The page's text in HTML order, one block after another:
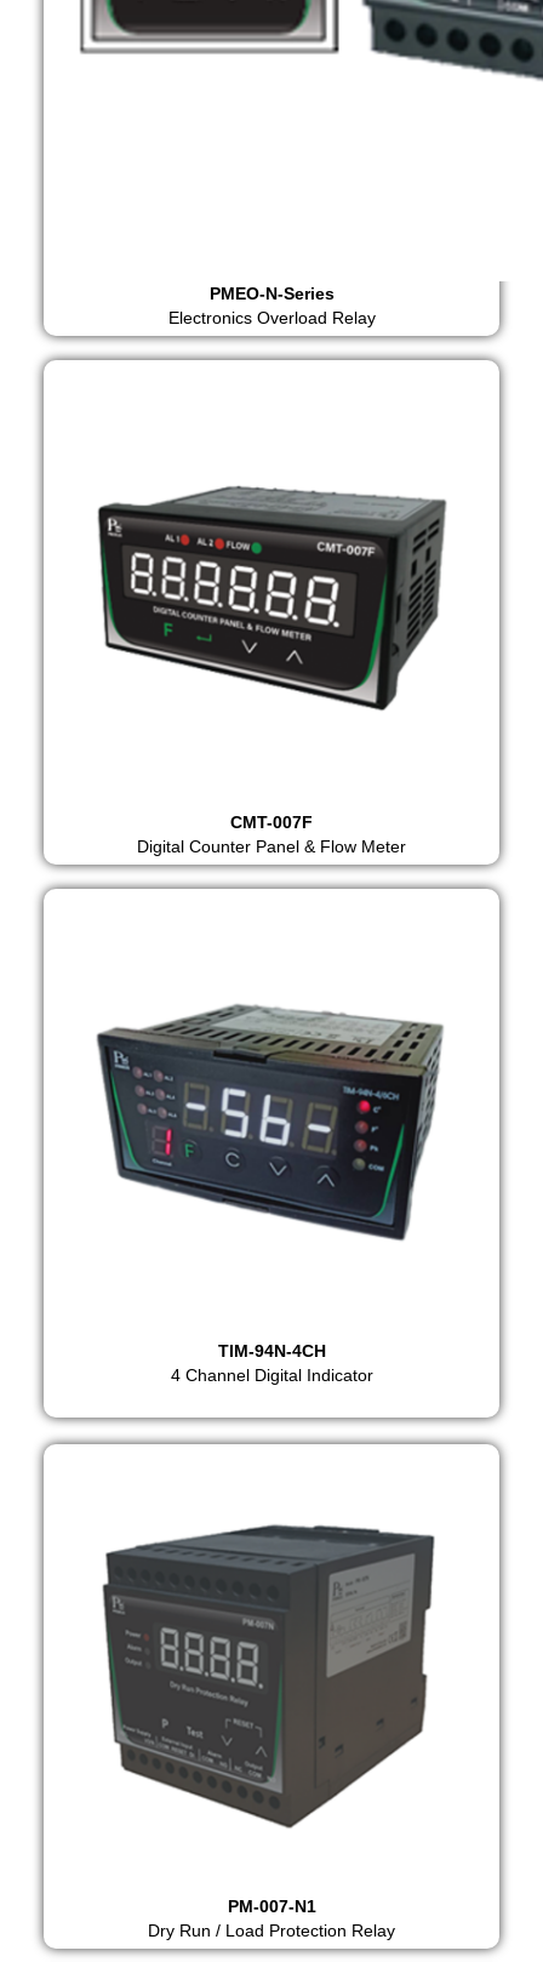
PMEO-N-Series
Electronics Overload Relay
CMT-007F
Digital Counter Panel & Flow Meter
TIM-94N-4CH
4 Channel Digital Indicator
PM-007-N1
Dry Run / Load Protection Relay